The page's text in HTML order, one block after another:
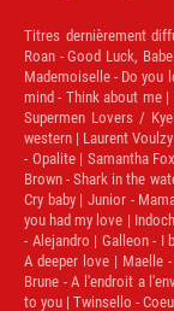
Titres dernièrement
Roan - Good Luck,
Mademoiselle - Do you
mind - Think about me
Supermen Lovers /
western | Laurent
- Opalite | Samantha
Brown - Shark in the
Cry baby | Junior -
you had my love |
- Alejandro | Galleon - I
A deeper love | Maelle
Brune - A l'endroit a
to you | Twinsello -